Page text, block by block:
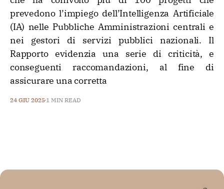
prevedono l’impiego dell’Intelligenza Artificiale
(IA) nelle Pubbliche Amministrazioni centrali e
nei gestori di servizi pubblici nazionali. Il
Rapporto evidenzia una serie di criticità, e
conseguenti raccomandazioni, al fine di
assicurare una corretta
24 GIU 2025 1 MIN READ